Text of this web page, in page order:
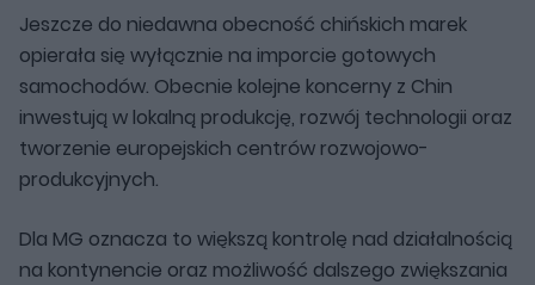
Jeszcze do niedawna obecność chińskich marek
opierała się wyłącznie na imporcie gotowych
samochodów. Obecnie kolejne koncerny z Chin
inwestują w lokalną produkcję, rozwój technologii oraz
tworzenie europejskich centrów rozwojowo-
produkcyjnych.
Dla MG oznacza to większą kontrolę nad działalnością
na kontynencie oraz możliwość dalszego zwiększania